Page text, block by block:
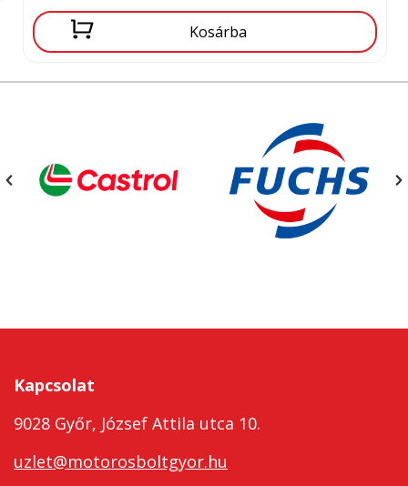
Kosárba
Kapcsolat
9028 Győr, József Attila utca 10.
uzlet@motorosboltgyor.hu